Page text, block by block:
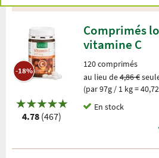
-18%
4.78 (467)
Comprimés
vitamine C
120 comprimés
au lieu de4,86 €
(par 97g / 1 kg =
En stock